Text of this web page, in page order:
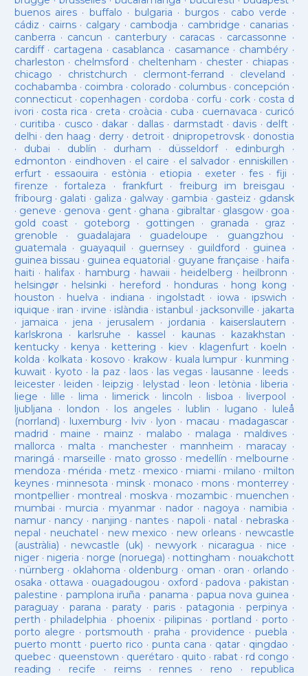
buenos aires· buffalo · bulgaria · burgos· cabo verde ·
cádiz · cairns· calgary · cambodja · cambridge · canarias·
canberra · cancun · canterbury · caracas · carcassonne ·
cardiff· cartagena · casablanca · casamance · chambéry·
charleston · chelmsford · cheltenham · chester· chiapas ·
chicago · christchurch · clermont-ferrand · cleveland ·
cochabamba · coimbra · colorado · columbus· concepción ·
connecticut· copenhagen · cordoba · corfu · cork · costa d
ivori · costa rica · creta · croàcia · cuba · cuernavaca · curicó
· curitiba · cusco · dakar · dallas · darmstadt· davis · delft ·
delhi · den haag · derry· detroit· dnipropetrovsk· donostia
· dubai · dublín · durham · düsseldorf· edinburgh ·
edmonton · eindhoven · el caire · el salvador · enniskillen ·
erfurt· essaouira · estònia · etiopia · exeter· fes· fiji ·
firenze ·fortaleza · frankfurt· freiburg im breisgau ·
fribourg · galati · galiza · galway· gambia · gasteiz · gdansk
· geneve · genova · gent· ghana · gibraltar· glasgow· goa ·
gold coast · goteborg · gottingen · granada · graz ·
grenoble · guadalajara · guadeloupe · guangzhou ·
guatemala · guayaquil · guernsey· guildford · guinea ·
guinea bissau · guinea equatorial · guyane française · haifa ·
haiti · halifax · hamburg · hawaii · heidelberg · heilbronn ·
helsingør· helsinki · hereford · honduras· hong kong ·
houston · huelva · indiana · ingolstadt· iowa · ipswich ·
iquique · iran · irvine · islàndia · istanbul · jacksonville · jakarta
· jamaica · jena · jerusalem · jordania · kaiserslautern ·
karlskrona · karlsruhe · kassel · kaunas· kazakhstan ·
kentucky· kenya · kettering · kiev· klagenfurt · koeln ·
kolda · kolkata · kosovo · krakow· kuala lumpur · kunming ·
kuwait· kyoto · la paz · laos· las vegas· lausanne · leeds ·
leicester· leiden · leipzig · lelystad · leon · letònia · liberia ·
liege · lille · lima · limerick· lincoln · lisboa · liverpool ·
ljubljana · london · los angeles· lublin · lugano · luleå
(norrland) · luxemburg · lviv · lyon · macau · madagascar·
madrid · maine · mainz · malabo · malaga · maldives·
mallorca · malta · manchester· mannheim · maracay·
maringá · marseille · mato grosso · medellín · melbourne ·
mendoza · mérida · metz · mexico · miami · milano · milton
keynes· minnesota · minsk · monaco · mons · monterrey ·
montpellier· montreal · moskva · mozambic· muenchen ·
mumbai · murcia · myanmar· nador · nagoya · namibia ·
namur· nancy · nanjing · nantes · napoli · natal · nebraska ·
nepal · neuchatel · new mexico · new orleans· newcastle
(austràlia) · newcastle (uk) · newyork· nicaragua · nice ·
niger· nigeria · norge (noruega) · nottingham · nouakchott
· nürnberg · oklahoma · oldenburg · oman · oran · orlando ·
osaka · ottawa · ouagadougou · oxford ·padova ·pakistan ·
palestine · pamplona iruña · panama · papua nova guinea ·
paraguay· parana ·paraty · paris·patagonia · perpinya ·
perth ·philadelphia · phoenix·pilipinas ·portland · porto ·
porto alegre ·portsmouth ·praha · providence ·puebla ·
puerto montt· puerto rico ·punta cana · qatar · qingdao ·
quebec· queenstown · querétaro · quito · rabat · rd congo ·
reading · recife · reims· rennes · reno · republica